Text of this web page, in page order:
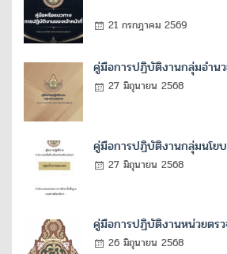
21 กรกฎาคม 2569
คู่มือการปฏิบัติงานกลุ่มอำน
27 มิถุนายน 2568
คู่มือการปฏิบัติงานกลุ่มนโย
27 มิถุนายน 2568
คู่มือการปฏิบัติงานหน่วยตร
26 มิถุนายน 2568